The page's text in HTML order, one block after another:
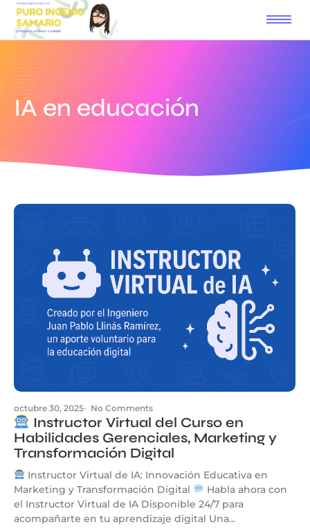
IA en educación
octubre 30, 2025- No Comments
Instructor Virtual del Curso en
Habilidades Gerenciales, Marketing y
Transformación Digital
Instructor Virtual de IA: Innovación Educativa en
Marketing y Transformación Digital
Habla ahora con
el Instructor Virtual de IA Disponible 24/7 para
acompañarte en tu aprendizaje digital Una...